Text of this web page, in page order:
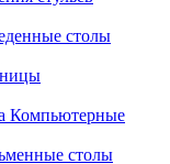
столы
Компьютерные